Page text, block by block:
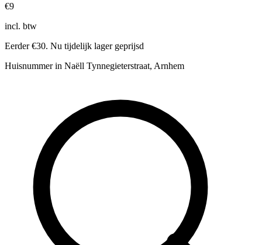
€9
incl. btw
Eerder €30. Nu tijdelijk lager geprijsd
Huisnummer in Naëll Tynnegieterstraat, Arnhem